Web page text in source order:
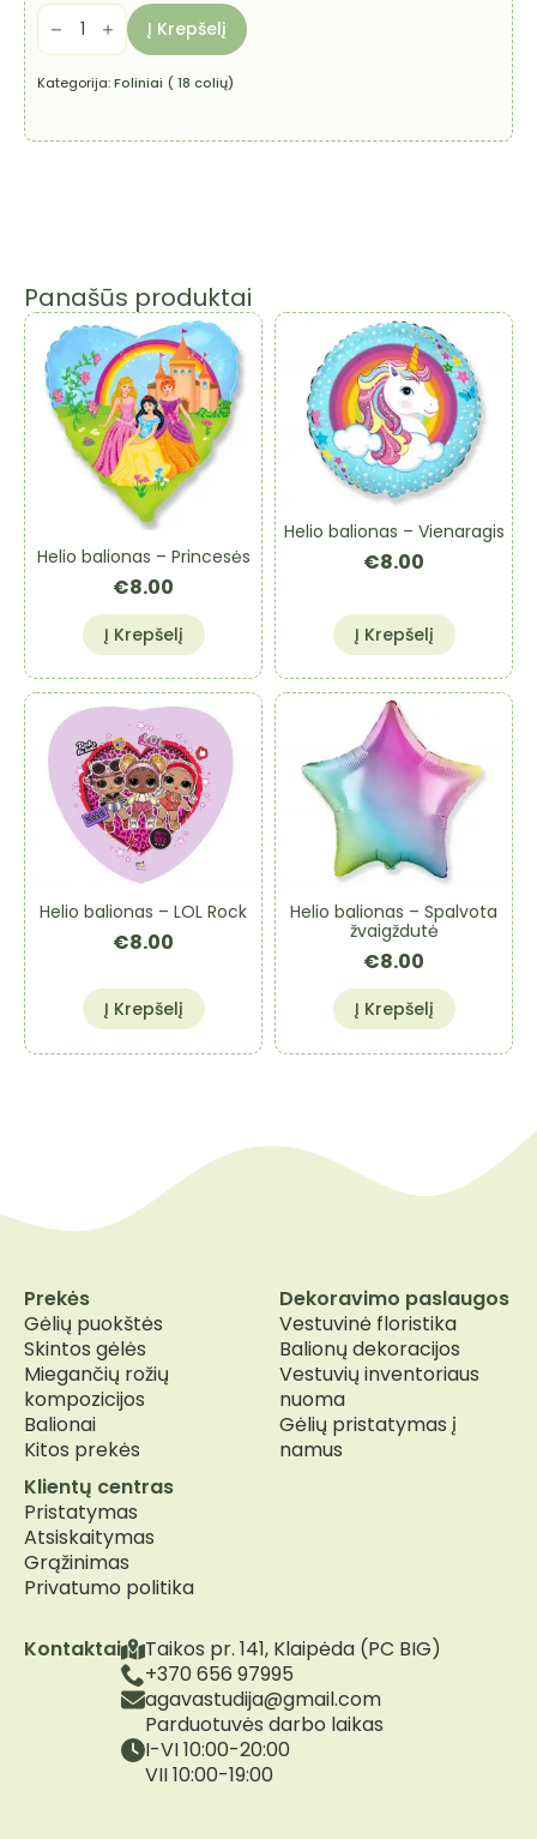
produkto
kiekis:
Žmogus
voras
Į Krepšelį
Kategorija:Foliniai ( 18 colių)
Panašūs produktai
Helio balionas – Princesės
€8.00
Į Krepšelį
Helio balionas – Vienaragis
€8.00
Į Krepšelį
Helio balionas – LOL Rock
€8.00
Į Krepšelį
Helio balionas – Spalvota
žvaigždutė
€8.00
Į Krepšelį
Kontaktai
Taikos pr. 141, Klaipėda (PC BIG)
+370 656 97995
agavastudija@gmail.com
Parduotuvės darbo laikas
I-VI 10:00-20:00
VII 10:00-19:00
Prekės
Gėlių puokštės
Skintos gėlės
Miegančių rožių
kompozicijos
Balionai
Kitos prekės
Dekoravimo paslaugos
Vestuvinė floristika
Balionų dekoracijos
Vestuvių inventoriaus
nuoma
Gėlių pristatymas į
namus
Klientų centras
Pristatymas
Atsiskaitymas
Grąžinimas
Privatumo politika